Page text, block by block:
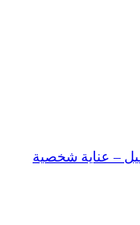
– عناية شخصية